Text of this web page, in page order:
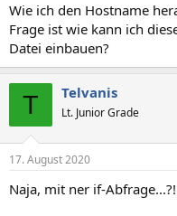
Wie ich den Hostname
Frage ist wie kann ich
Datei einbauen?
T Telvanis
Lt. Junior Grade
17. August 2020
Naja, mit ner if-Abfrage...?!